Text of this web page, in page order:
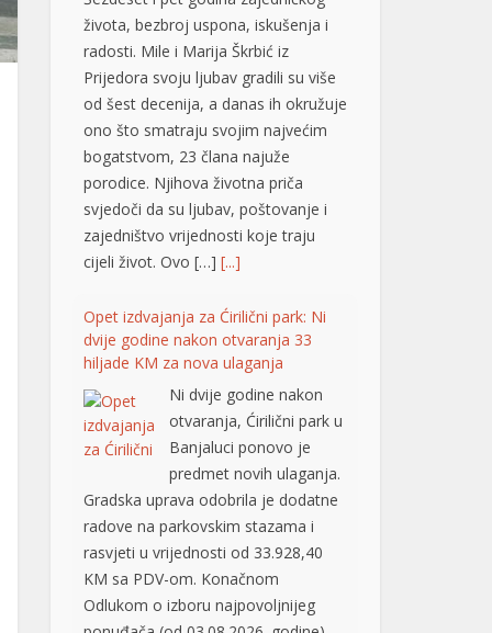
od šest decenija, a danas ih okružuje
ono što smatraju svojim najvećim
bogatstvom, 23 člana najuže
porodice. Njihova životna priča
svjedoči da su ljubav, poštovanje i
zajedništvo vrijednosti koje traju
cijeli život. Ovo […][...]
Opet izdvajanja za Ćirilični park: Ni
dvije godine nakon otvaranja 33
hiljade KM za nova ulaganja
Ni dvije godine nakon
otvaranja, Ćirilični park u
Banjaluci ponovo je
predmet novih ulaganja.
Gradska uprava odobrila je dodatne
radove na parkovskim stazama i
rasvjeti u vrijednosti od 33.928,40
KM sa PDV-om. Konačnom
Odlukom o izboru najpovoljnijeg
ponuđača (od 03.08.2026. godine),
ovaj posao je povjeren grupi
ponuđača „ABC SOLUTIONS“ d.o.o.
Banja Luka i „Kozaraputevi“ d.o.o.